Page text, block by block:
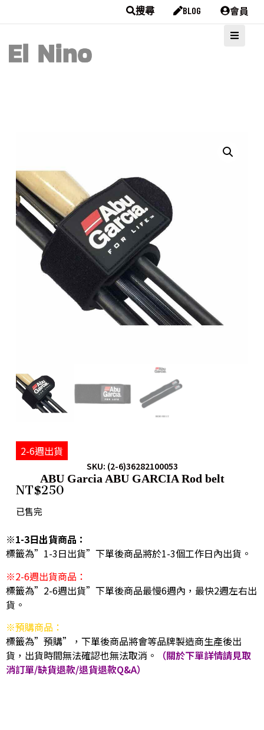
搜尋 BLOG 會員
2-6週出貨
SKU: (2-6)36282100053
ABU Garcia ABU GARCIA Rod belt
NT$250
已售完
※1-3日出貨商品：
標籤為”1-3日出貨”下單後商品將於1-3個工作日內出貨。
※2-6週出貨商品：
標籤為”2-6週出貨”下單後商品最慢6週內，最快2週左右出
貨。
※預購商品：
標籤為”預購”，下單後商品將會等品牌製造商生產後出
貨，出貨時間無法確認也無法取消。
（關於下單詳情請見取
消訂單/缺貨退款/退貨退款Q&A）